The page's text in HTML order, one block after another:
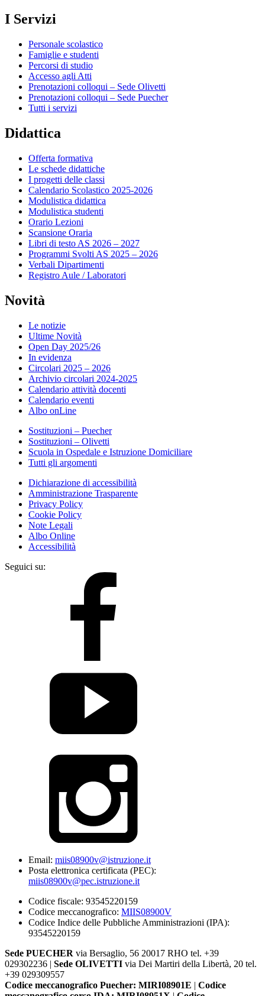
I Servizi
Personale scolastico
Famiglie e studenti
Percorsi di studio
Accesso agli Atti
Prenotazioni colloqui – Sede Olivetti
Prenotazioni colloqui – Sede Puecher
Tutti i servizi
Didattica
Offerta formativa
Le schede didattiche
I progetti delle classi
Calendario Scolastico 2025-2026
Modulistica didattica
Modulistica studenti
Orario Lezioni
Scansione Oraria
Libri di testo AS 2026 – 2027
Programmi Svolti AS 2025 – 2026
Verbali Dipartimenti
Registro Aule / Laboratori
Novità
Le notizie
Ultime Novità
Open Day 2025/26
In evidenza
Circolari 2025 – 2026
Archivio circolari 2024-2025
Calendario attività docenti
Calendario eventi
Albo onLine
Sostituzioni – Puecher
Sostituzioni – Olivetti
Scuola in Ospedale e Istruzione Domiciliare
Tutti gli argomenti
Dichiarazione di accessibilità
Amministrazione Trasparente
Privacy Policy
Cookie Policy
Note Legali
Albo Online
Accessibilità
Seguici su:
Email: miis08900v@istruzione.it
Posta elettronica certificata (PEC):
miis08900v@pec.istruzione.it
Codice fiscale: 93545220159
Codice meccanografico: MIIS08900V
Codice Indice delle Pubbliche Amministrazioni (IPA):
93545220159
Sede PUECHER via Bersaglio, 56 20017 RHO tel. +39
029302236 | Sede OLIVETTI via Dei Martiri della Libertà, 20 tel.
+39 029309557
Codice meccanografico Puecher: MIRI08901E | Codice